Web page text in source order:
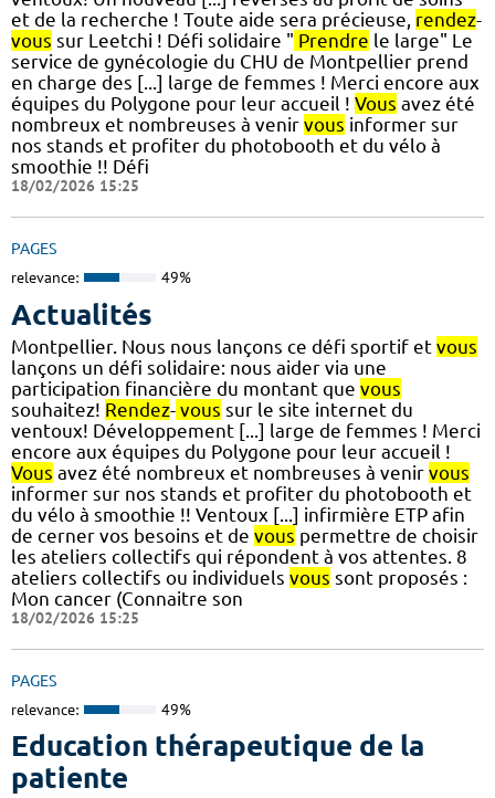
et de la recherche ! Toute aide sera précieuse, rendez-
vous sur Leetchi ! Défi solidaire " Prendre le large" Le
service de gynécologie du CHU de Montpellier prend
en charge des [...] large de femmes ! Merci encore aux
équipes du Polygone pour leur accueil ! Vous avez été
nombreux et nombreuses à venir vous informer sur
nos stands et profiter du photobooth et du vélo à
smoothie !! Défi
18/02/2026 15:25
PAGES
relevance: 49%
Actualités
Montpellier. Nous nous lançons ce défi sportif et vous
lançons un défi solidaire: nous aider via une
participation financière du montant que vous
souhaitez! Rendez- vous sur le site internet du
ventoux! Développement [...] large de femmes ! Merci
encore aux équipes du Polygone pour leur accueil !
Vous avez été nombreux et nombreuses à venir vous
informer sur nos stands et profiter du photobooth et
du vélo à smoothie !! Ventoux [...] infirmière ETP afin
de cerner vos besoins et de vous permettre de choisir
les ateliers collectifs qui répondent à vos attentes. 8
ateliers collectifs ou individuels vous sont proposés :
Mon cancer (Connaitre son
18/02/2026 15:25
PAGES
relevance: 49%
Education thérapeutique de la
patiente